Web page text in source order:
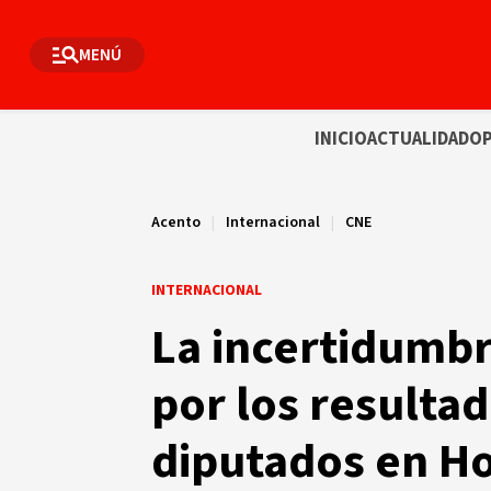
MENÚ
INICIOACTUALIDAD
Acento | Internacional | CNE
INTERNACIONAL
La
por los
diputados en